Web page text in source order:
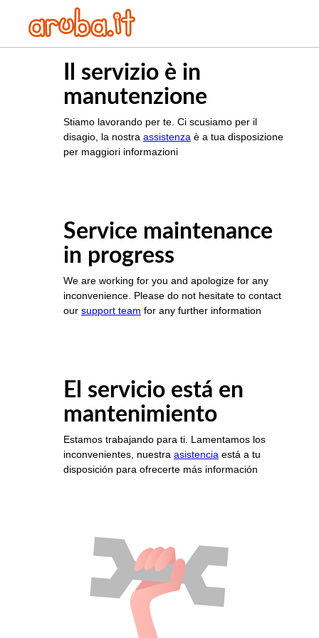
Il servizio è in
manutenzione
Stiamo lavorando per te. Ci scusiamo per il
disagio, la nostra assistenza è a tua disposizione
per maggiori informazioni
Service maintenance
in progress
We are working for you and apologize for any
inconvenience. Please do not hesitate to contact
our support team for any further information
El servicio está en
mantenimiento
Estamos trabajando para ti. Lamentamos los
inconvenientes, nuestra asistencia está a tu
disposición para ofrecerte más información